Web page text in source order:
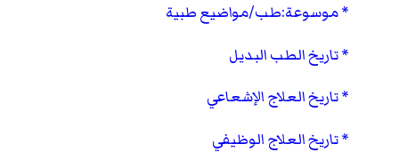
موسوعة:طب/مواضيع طبية
تاريخ الطب البديل
تاريخ العلاج الإشعاعي
تاريخ العلاج الوظيفي